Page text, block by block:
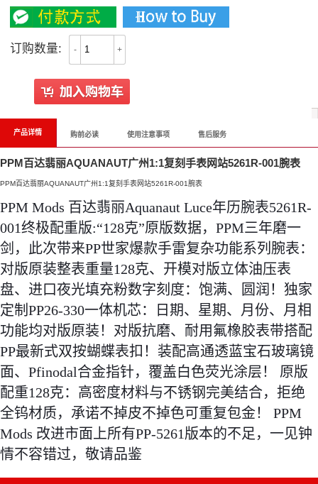
订购数量: - +
产品详情 购前必读 使用注意事项 售后服务
PPM百达翡丽AQUANAUT广州1:1复刻手表网站5261R-001腕表
PPM百达翡丽AQUANAUT广州1:1复刻手表网站5261R-001腕表
PPM Mods 百达翡丽Aquanaut Luce年历腕表5261R-
001终极配重版:“128克”原版数据，PPM三年磨一
剑，此次带来PP世家爆款手雷复杂功能系列腕表：
对版原装整表重量128克、开模对版立体油压表
盘、进口夜光填充粉数字刻度：饱满、圆润！独家
定制PP26-330一体机芯：日期、星期、月份、月相
功能均对版原装！对版抗磨、耐用氟橡胶表带搭配
PP最新式双按蝴蝶表扣！装配高通透蓝宝石玻璃镜
面、Pfinodal合金指针，覆盖白色荧光涂层！ 原版
配重128克：高密度材料与不锈钢完美结合，拒绝
全钨材质，承诺不掉皮不掉色可重复包金！ PPM
Mods 改进市面上所有PP-5261版本的不足，一见钟
情不容错过，敬请品鉴